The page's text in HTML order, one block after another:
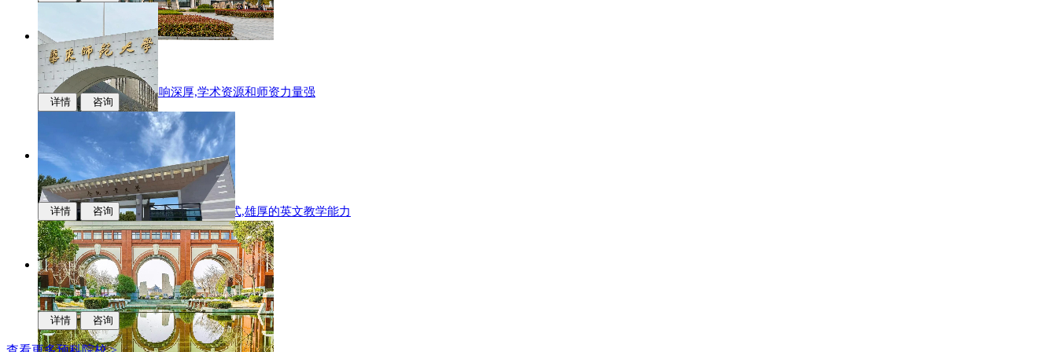
江西财经大学
国际化办学,学科专业影响深厚,学术资源和师资力量强
华东师范大学
多样化的升学,中新联合培养的办学模式,雄厚的英文教学能力
详情 咨询
合肥工业大学
科研实力,学科优势,人才培养质量
详情 咨询
详情 咨询